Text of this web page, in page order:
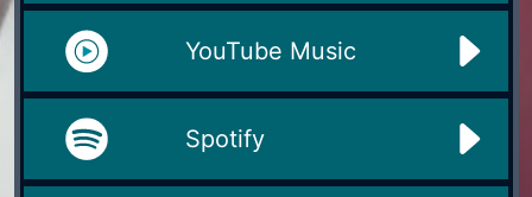
YouTube Music
Spotify